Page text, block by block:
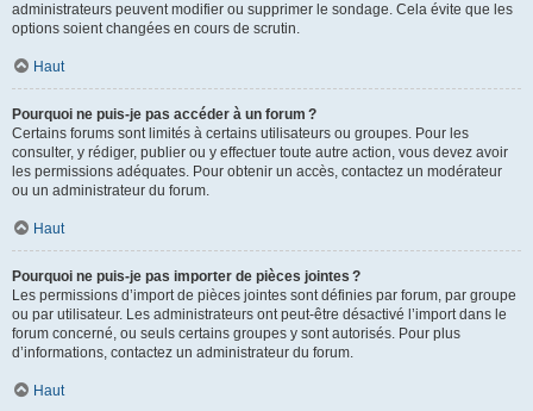
administrateurs peuvent modifier ou supprimer le sondage. Cela évite que les
options soient changées en cours de scrutin.
Haut
Pourquoi ne puis-je pas accéder à un forum ?
Certains forums sont limités à certains utilisateurs ou groupes. Pour les
consulter, y rédiger, publier ou y effectuer toute autre action, vous devez avoir
les permissions adéquates. Pour obtenir un accès, contactez un modérateur
ou un administrateur du forum.
Haut
Pourquoi ne puis-je pas importer de pièces jointes ?
Les permissions d’import de pièces jointes sont définies par forum, par groupe
ou par utilisateur. Les administrateurs ont peut-être désactivé l’import dans le
forum concerné, ou seuls certains groupes y sont autorisés. Pour plus
d’informations, contactez un administrateur du forum.
Haut